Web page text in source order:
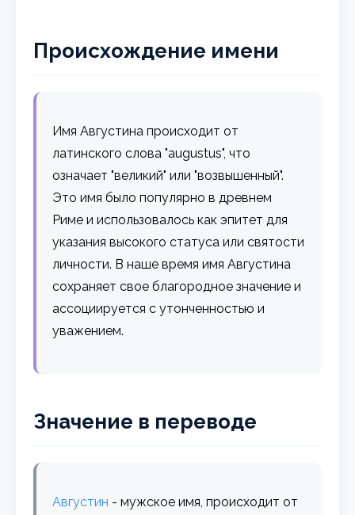
Происхождение имени
Имя Августина происходит от
латинского слова "augustus", что
означает "великий" или "возвышенный".
Это имя было популярно в древнем
Риме и использовалось как эпитет для
указания высокого статуса или святости
личности. В наше время имя Августина
сохраняет свое благородное значение и
ассоциируется с утонченностью и
уважением.
Значение в переводе
Августин - мужское имя, происходит от